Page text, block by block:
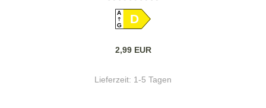
A
GD
2,99 EUR
Lieferzeit: 1-5 Tagen